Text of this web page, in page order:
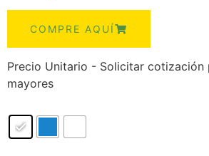
COMPRE AQUÍ
Precio Unitario - Solicitar cotización
mayores